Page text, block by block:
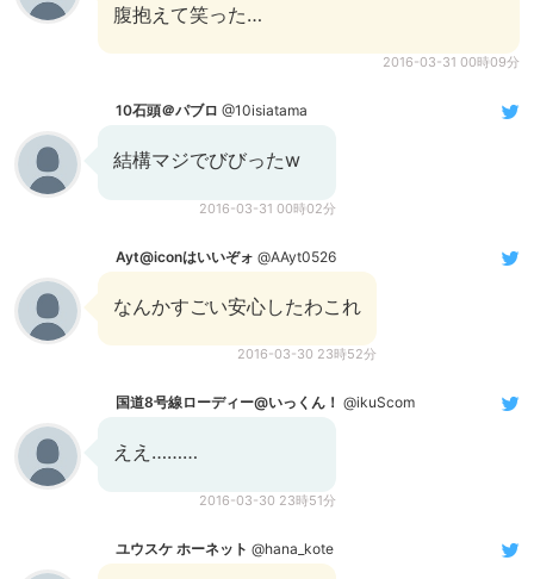
腹抱えて笑った…
2016-03-31 00時09分
10石頭＠パブロ @10isiatama
結構マジでびびったw
2016-03-31 00時02分
Ayt@iconはいいぞォ @AAyt0526
なんかすごい安心したわこれ
2016-03-30 23時52分
国道8号線ローディー@いっくん！ @ikuScom
ええ………
2016-03-30 23時51分
ユウスケ ホーネット @hana_kote